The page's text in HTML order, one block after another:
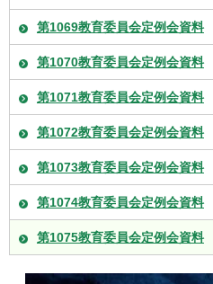
第1069教育委員会定例会資料
第1070教育委員会定例会資料
第1071教育委員会定例会資料
第1072教育委員会定例会資料
第1073教育委員会定例会資料
第1074教育委員会定例会資料
第1075教育委員会定例会資料